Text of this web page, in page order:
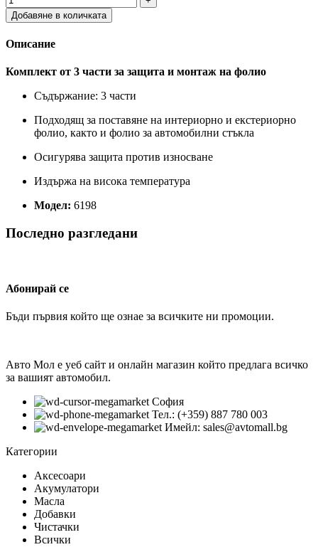
Добавяне в количката
Описание
Комплект от 3 части за защита и монтаж на фолио
Съдържание: 3 части
Подходящ за поставяне на интериорно и екстериорно
фолио, както и фолио за автомобилни стъкла
Осигурява защита против износване
Издържа на висока температура
Модел: 6198
Последно разгледани
Абонирай се
Бъди първия който ще ознае за всичките ни промоции.
Авто Мол е уеб сайт и онлайн магазин който предлага всичко
за вашият автомобил.
София
Тел.: (+359) 887 780 003
Имейл: sales@avtomall.bg
Категории
Аксесоари
Акумулатори
Масла
Добавки
Чистачки
Всички